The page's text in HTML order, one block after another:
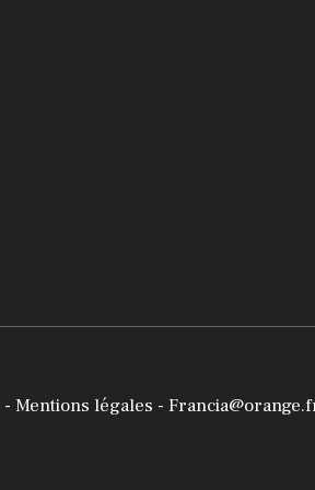
- Mentions légales -